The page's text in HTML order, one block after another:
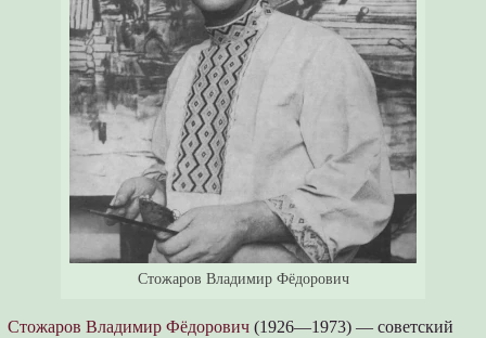
Стожаров Владимир Фёдорович
Стожаров Владимир Фёдорович (1926—1973) — советский